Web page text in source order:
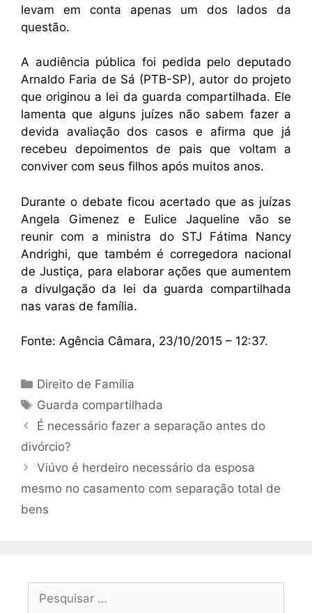
levam em conta apenas um dos lados da
questão.
A audiência pública foi pedida pelo deputado
Arnaldo Faria de Sá (PTB-SP), autor do projeto
que originou a lei da guarda compartilhada. Ele
lamenta que alguns juízes não sabem fazer a
devida avaliação dos casos e afirma que já
recebeu depoimentos de pais que voltam a
conviver com seus filhos após muitos anos.
Durante o debate ficou acertado que as juízas
Angela Gimenez e Eulice Jaqueline vão se
reunir com a ministra do STJ Fátima Nancy
Andrighi, que também é corregedora nacional
de Justiça, para elaborar ações que aumentem
a divulgação da lei da guarda compartilhada
nas varas de família.
Fonte: Agência Câmara, 23/10/2015 – 12:37.
Direito de Família
Guarda compartilhada
É necessário fazer a separação antes do
divórcio?
Viúvo é herdeiro necessário da esposa
mesmo no casamento com separação total de
bens